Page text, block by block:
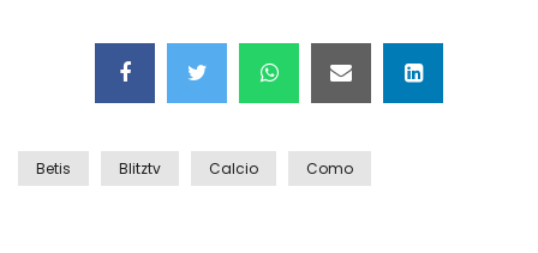
Betis Blitztv Calcio Como